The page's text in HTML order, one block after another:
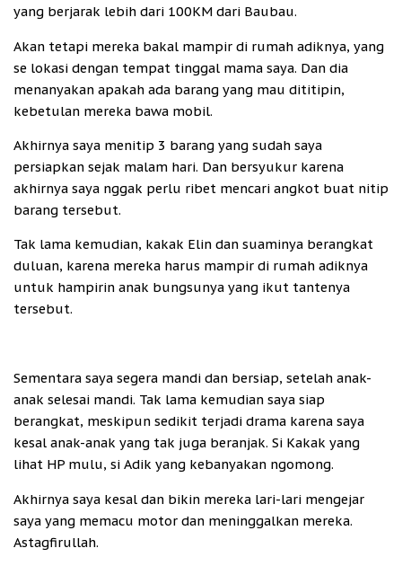
yang berjarak lebih dari 100KM dari Baubau.
Akan tetapi mereka bakal mampir di rumah adiknya, yang
se lokasi dengan tempat tinggal mama saya. Dan dia
menanyakan apakah ada barang yang mau dititipin,
kebetulan mereka bawa mobil.
Akhirnya saya menitip 3 barang yang sudah saya
persiapkan sejak malam hari. Dan bersyukur karena
akhirnya saya nggak perlu ribet mencari angkot buat nitip
barang tersebut.
Tak lama kemudian, kakak Elin dan suaminya berangkat
duluan, karena mereka harus mampir di rumah adiknya
untuk hampirin anak bungsunya yang ikut tantenya
tersebut.
Sementara saya segera mandi dan bersiap, setelah anak-
anak selesai mandi. Tak lama kemudian saya siap
berangkat, meskipun sedikit terjadi drama karena saya
kesal anak-anak yang tak juga beranjak. Si Kakak yang
lihat HP mulu, si Adik yang kebanyakan ngomong.
Akhirnya saya kesal dan bikin mereka lari-lari mengejar
saya yang memacu motor dan meninggalkan mereka.
Astagfirullah.